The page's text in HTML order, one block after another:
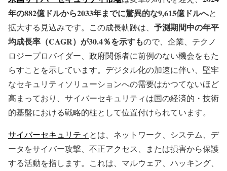
年の882億ドルから2033年までに驚異的な9,615億ドルへと
拡大する見込みです。この成長軌跡は、 予測期間中の年平
均成長率（CAGR）が30.4％を示すもので、企業、テクノ
ロジープロバイダー、政府関係者に前例のない機会をもた
らすことを示しています。デジタル化の加速に伴い、堅牢
なセキュリティソリューションへの需要はかつてないほど
高まっており、サイバーセキュリティは国の経済的・技術
的基盤における戦略的柱として位置付けられています。
サイバーセキュリティ とは、ネットワーク、システム、デ
ータをサイバー攻撃、不正アクセス、または損害から保護
する活動を指します。これは、マルウェア、ハッキング、